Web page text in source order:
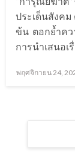
ประเด็นสังคม
ข้น ตอกย้ำคว
การนำเสนอเ
Posted
พฤศจิกายน 24,
Posts